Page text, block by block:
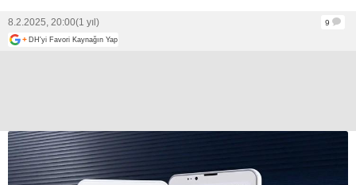
8.2.2025, 20:00(1 yıl)
9
+ DH'yi Favori Kaynağın Yap